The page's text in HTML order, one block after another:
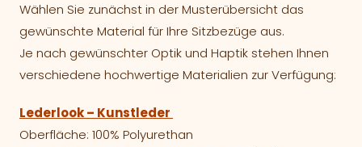
Wählen Sie zunächst in der Musterübersicht das
gewünschte Material für Ihre Sitzbezüge aus.
Je nach gewünschter Optik und Haptik stehen Ihnen
verschiedene hochwertige Materialien zur Verfügung:
Lederlook – Kunstleder
Oberfläche: 100% Polyurethan